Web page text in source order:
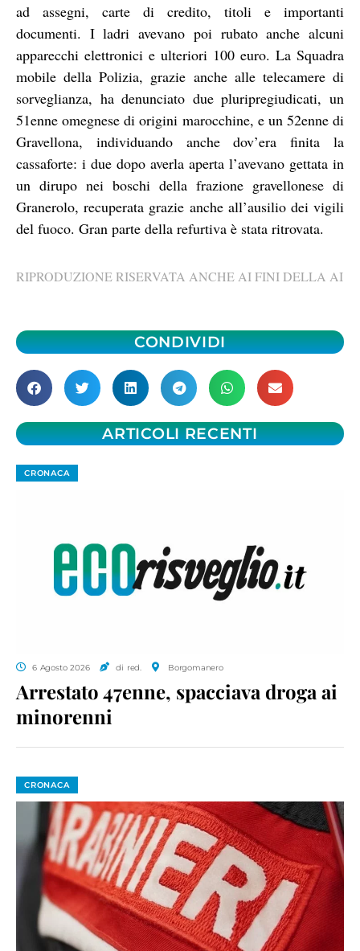
ad assegni, carte di credito, titoli e importanti
documenti. I ladri avevano poi rubato anche alcuni
apparecchi elettronici e ulteriori 100 euro. La Squadra
mobile della Polizia, grazie anche alle telecamere di
sorveglianza, ha denunciato due pluripregiudicati, un
51enne omegnese di origini marocchine, e un 52enne di
Gravellona, individuando anche dov’era finita la
cassaforte: i due dopo averla aperta l’avevano gettata in
un dirupo nei boschi della frazione gravellonese di
Granerolo, recuperata grazie anche all’ausilio dei vigili
del fuoco. Gran parte della refurtiva è stata ritrovata.
RIPRODUZIONE RISERVATA ANCHE AI FINI DELLA AI
CONDIVIDI
ARTICOLI RECENTI
CRONACA
6 Agosto 2026 di red. Borgomanero
Arrestato 47enne, spacciava droga ai
minorenni
CRONACA